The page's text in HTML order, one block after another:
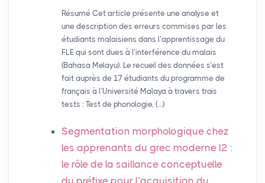
Résumé Cet article présente une analyse et
une description des erreurs commises par les
étudiants malaisiens dans l’apprentissage du
FLE qui sont dues à l’interférence du malais
(Bahasa Melayu). Le recueil des données s’est
fait auprès de 17 étudiants du programme de
français à l’Université Malaya à travers trois
tests : Test de phonologie, (…)
Segmentation morphologique chez
les apprenants du grec moderne l2 :
le rôle de la saillance conceptuelle